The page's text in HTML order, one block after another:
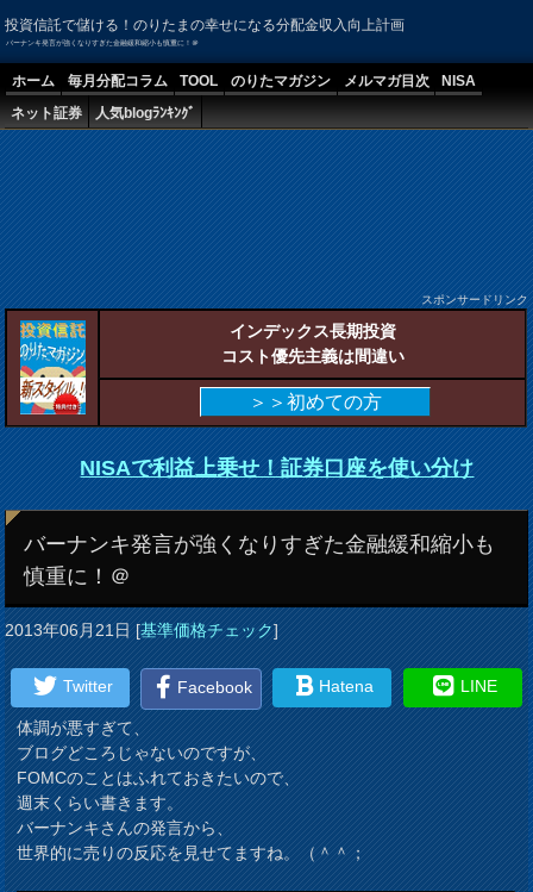
投資信託で儲ける！のりたまの幸せになる分配金収入向上計画
バーナンキ発言が強くなりすぎた金融緩和縮小も慎重に！＠
ホーム 毎月分配コラム TOOL のりたマガジン メルマガ目次
NISA
ネット証券
人気blogﾗﾝｷﾝｸﾞ
スポンサードリンク
インデックス長期投資
コスト優先主義は間違い
＞＞初めての方
NISAで利益上乗せ！証券口座を使い分け
バーナンキ発言が強くなりすぎた金融緩和縮小も
慎重に！＠
2013年06月21日[基準価格チェック]
Twitter Facebook Hatena LINE
体調が悪すぎて、
ブログどころじゃないのですが、
FOMCのことはふれておきたいので、
週末くらい書きます。
バーナンキさんの発言から、
世界的に売りの反応を見せてますね。（＾＾；